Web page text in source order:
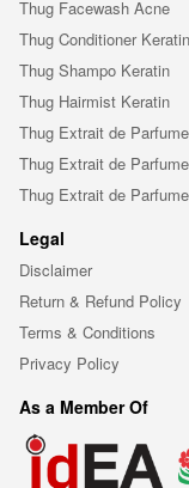
Thug Facewash Acne
Thug Conditioner Keratin
Thug Shampo Keratin
Thug Hairmist Keratin
Thug Extrait de
Thug Extrait de
Thug Extrait de
Legal
Disclaimer
Return & Refund Policy
Terms & Conditions
Privacy Policy
As a Member Of